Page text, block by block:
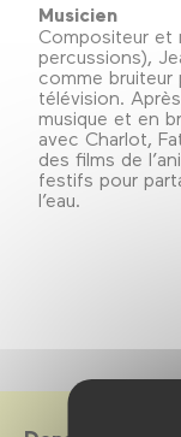
Musicien
Compositeur et
percussions),
comme
télévision.
musique et en
avec Charlot,
des films de
festifs pour
l’eau.